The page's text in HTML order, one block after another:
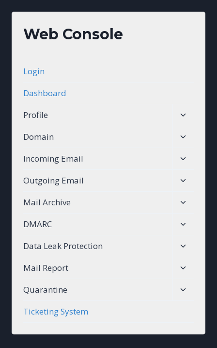
Web Console
Login
Dashboard
Profile
Toggle
menu
Domain
Toggle
menu
Incoming Email
Toggle
menu
Outgoing Email
Toggle
menu
Mail Archive
Toggle
menu
DMARC
Toggle
menu
Data Leak Protection
Toggle
menu
Mail Report
Toggle
menu
Quarantine
Toggle
Ticketing System